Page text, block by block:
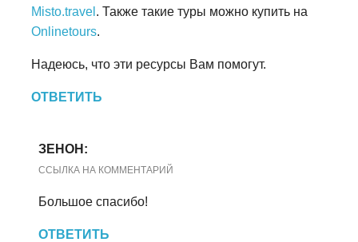
Misto.travel . Также такие туры можно купить на
Onlinetours.
Надеюсь, что эти ресурсы Вам помогут.
ОТВЕТИТЬ
ЗЕНОН:
ССЫЛКА НА КОММЕНТАРИЙ
Большое спасибо!
ОТВЕТИТЬ